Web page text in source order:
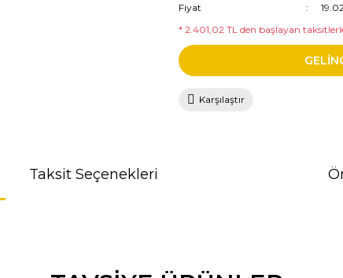
Fiyat
* 2.401,02 TL den başlayan
Karşılaştır
Taksit Seçenekleri
diğer konularda yetersiz gördüğünüz noktaları öneri formunu